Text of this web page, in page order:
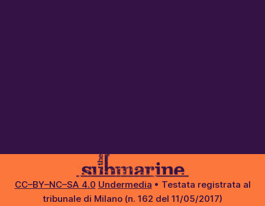
CC–BY–NC–SA 4.0 Undermedia • Testata registrata al
tribunale di Milano (n. 162 del 11/05/2017)